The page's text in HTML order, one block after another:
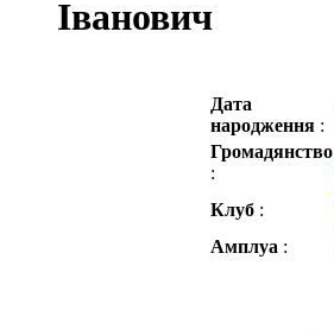
Іванович
Дата
народження :
Громадянство
:
Клуб :
Амплуа :